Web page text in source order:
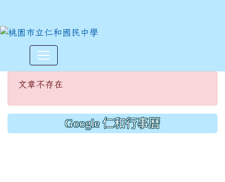
文章不存在
文章不存在
Google 仁和行事曆